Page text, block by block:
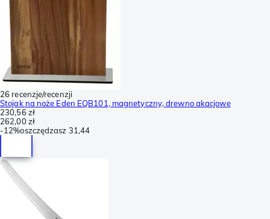
26 recenzje/recenzji
Stojak na noże Eden EQB101, magnetyczny, drewno akacjowe
230,56 zł
262,00 zł
-12%oszczędzasz 31,44